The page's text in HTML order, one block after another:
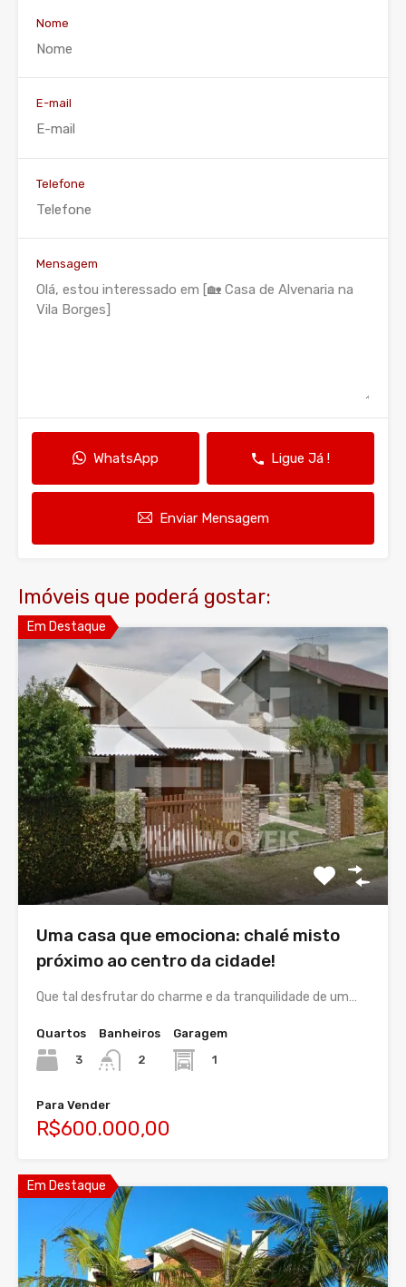
Nome
E-mail
Telefone
Mensagem
WhatsApp Ligue Já !
Enviar Mensagem
Imóveis que poderá gostar:
Em Destaque
Uma casa que emociona: chalé misto
próximo ao centro da cidade!
Que tal desfrutar do charme e da tranquilidade de um…
Quartos
3
Banheiros
2
Garagem
1
Para Vender
R$600.000,00
Em Destaque